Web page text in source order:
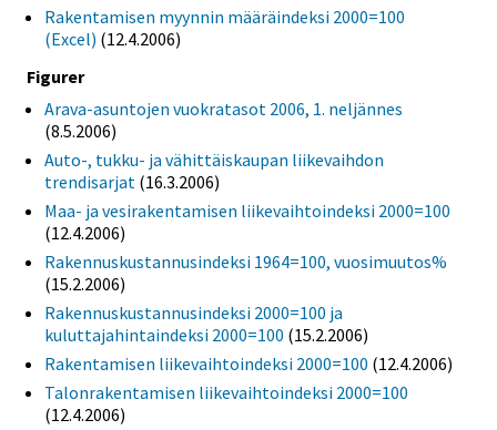
Rakentamisen myynnin määräindeksi 2000=100
(Excel) (12.4.2006)
Figurer
Arava-asuntojen vuokratasot 2006, 1. neljännes
(8.5.2006)
Auto-, tukku- ja vähittäiskaupan liikevaihdon
trendisarjat (16.3.2006)
Maa- ja vesirakentamisen liikevaihtoindeksi 2000=100
(12.4.2006)
Rakennuskustannusindeksi 1964=100, vuosimuutos%
(15.2.2006)
Rakennuskustannusindeksi 2000=100 ja
kuluttajahintaindeksi 2000=100 (15.2.2006)
Rakentamisen liikevaihtoindeksi 2000=100 (12.4.2006)
Talonrakentamisen liikevaihtoindeksi 2000=100
(12.4.2006)